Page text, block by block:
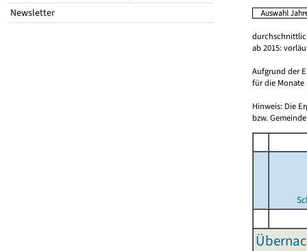
Newsletter
ab 2015:
Aufgrund der
für die Monate
Hinweis: Die
bzw.